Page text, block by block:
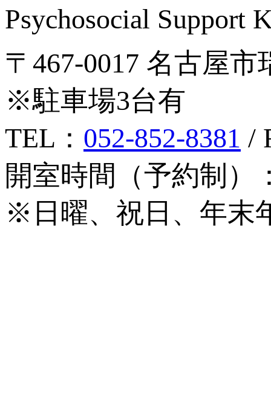
Psychosocial Support
〒467-0017 名古屋
※駐車場3台有
TEL： 052-852-8381 /
開室時間（予約制
※日曜、祝日、年末